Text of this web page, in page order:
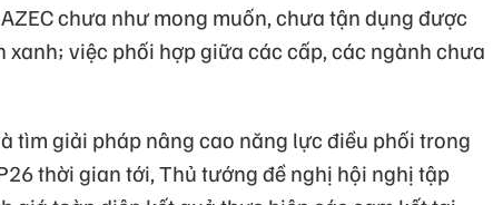
chưa như mong muốn, chưa tận dụng được
việc phối hợp giữa các cấp, các ngành chưa
tìm giải pháp nâng cao năng lực điều phối trong
thời gian tới, Thủ tướng đề nghị hội nghị tập